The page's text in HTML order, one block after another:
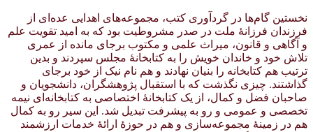
نخستین گام‌ها در گردآوری کتب، مجموعه‌های اهدایی عده‌ای از
فرزندان فرزانهٔ ملت در صدر مشروطیت بود که به امید تقویت علم
و آگاهی و قانون، میراث علمی و مکتوب برجای مانده از عمری
تلاش خود و خاندان خویش را به کتابخانهٔ مجلس سپردند و بدین
ترتیب هم کتابخانه را بنیان نهادند و هم نام نیک از خود برجای
گذاشتند. چیزی نگذشت که با استقبال پژوهشگران، دانشجویان و
صاحبان فضل و کمال، از یک کتابخانهٔ اختصاصی به کتابخانه‌ای نیمه
تخصصی و عمومی و رو به پیشرفت تبدیل شد. این سیر رو به کمال
هم در زمینهٔ مجموعه‌سازی و هم در حوزهٔ ارائهٔ خدمات ارزشمند